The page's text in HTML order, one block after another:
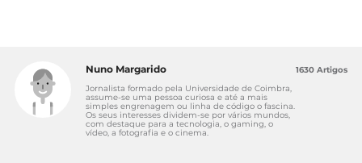
Nuno Margarido
Jornalista formado pela Universidade de Coimbra,
assume-se uma pessoa curiosa e até a mais
simples engrenagem ou linha de código o fascina.
Os seus interesses dividem-se por vários mundos,
com destaque para a tecnologia, o gaming, o
vídeo, a fotografia e o cinema.
1630 Artigos